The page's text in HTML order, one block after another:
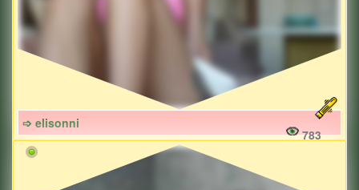
➩ elisonni
783